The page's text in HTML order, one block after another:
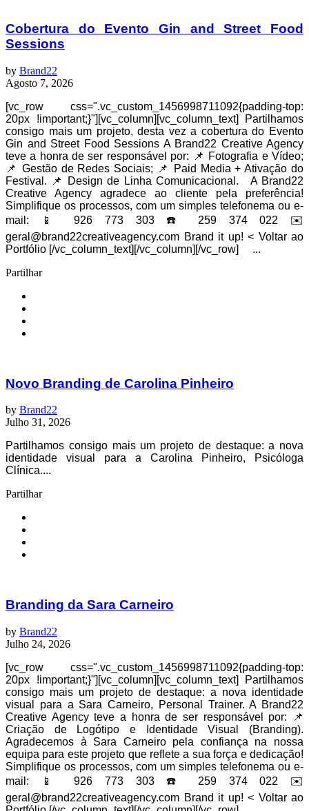
Cobertura do Evento Gin and Street Food
Sessions
by Brand22
Agosto 7, 2026
[vc_row css=".vc_custom_1456998711092{padding-top:
20px !important;}"][vc_column][vc_column_text] Partilhamos
consigo mais um projeto, desta vez a cobertura do Evento
Gin and Street Food Sessions A Brand22 Creative Agency
teve a honra de ser responsável por: 📌 Fotografia e Vídeo;
📌 Gestão de Redes Sociais; 📌 Paid Media + Ativação do
Festival. 📌 Design de Linha Comunicacional. A Brand22
Creative Agency agradece ao cliente pela preferência!
Simplifique os processos, com um simples telefonema ou e-
mail: 📱 926 773 303 ☎️ 259 374 022 ✉️
geral@brand22creativeagency.com Brand it up! < Voltar ao
Portfólio [/vc_column_text][/vc_column][/vc_row] ...
Partilhar
Novo Branding de Carolina Pinheiro
by Brand22
Julho 31, 2026
Partilhamos consigo mais um projeto de destaque: a nova
identidade visual para a Carolina Pinheiro, Psicóloga
Clínica....
Partilhar
Branding da Sara Carneiro
by Brand22
Julho 24, 2026
[vc_row css=".vc_custom_1456998711092{padding-top:
20px !important;}"][vc_column][vc_column_text] Partilhamos
consigo mais um projeto de destaque: a nova identidade
visual para a Sara Carneiro, Personal Trainer. A Brand22
Creative Agency teve a honra de ser responsável por: 📌
Criação de Logótipo e Identidade Visual (Branding).
Agradecemos à Sara Carneiro pela confiança na nossa
equipa para este projeto que reflete a sua força e dedicação!
Simplifique os processos, com um simples telefonema ou e-
mail: 📱 926 773 303 ☎️ 259 374 022 ✉️
geral@brand22creativeagency.com Brand it up! < Voltar ao